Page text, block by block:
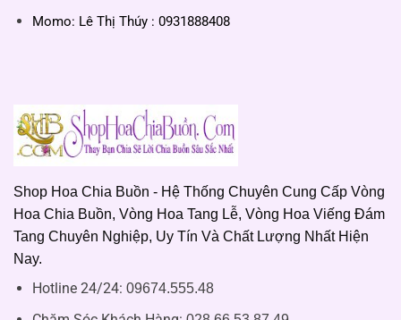
Momo: Lê Thị Thúy : 0931888408
Shop Hoa Chia Buồn - Hệ Thống Chuyên Cung Cấp Vòng
Hoa Chia Buồn, Vòng Hoa Tang Lễ, Vòng Hoa Viếng Đám
Tang Chuyên Nghiệp, Uy Tín Và Chất Lượng Nhất Hiện
Nay.
Hotline 24/24: 09674.555.48